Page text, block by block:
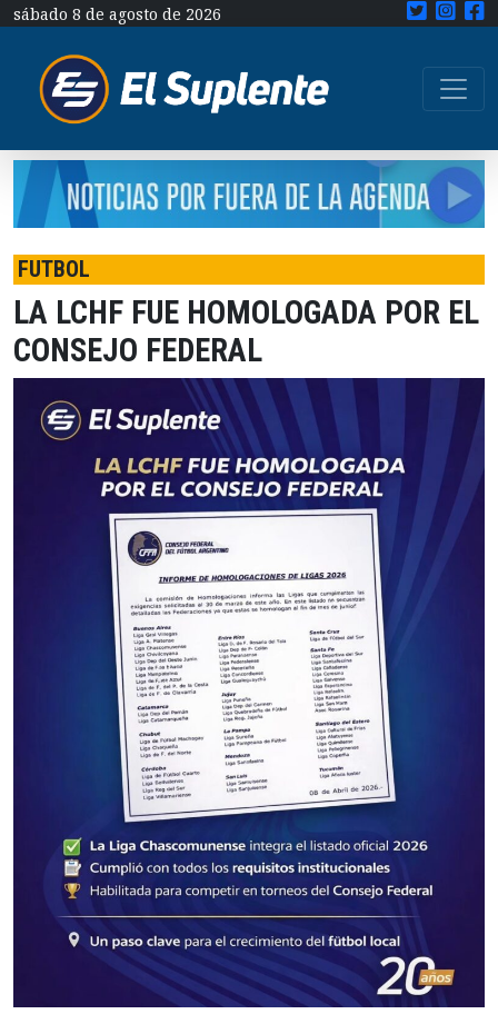
sábado 8 de agosto de 2026
FUTBOL
LA LCHF FUE HOMOLOGADA POR EL
CONSEJO FEDERAL